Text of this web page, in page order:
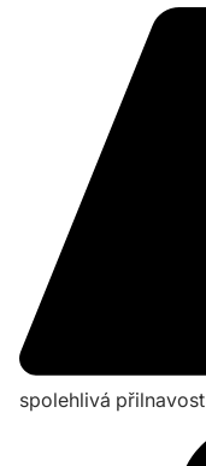
spolehlivá přilnavost